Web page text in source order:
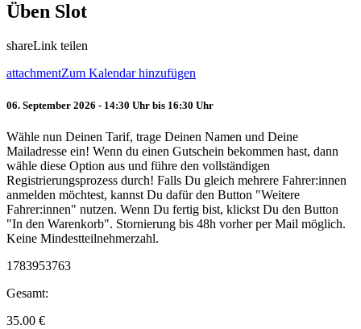
Üben Slot
shareLink teilen
attachmentZum Kalendar hinzufügen
06. September 2026 - 14:30 Uhr bis 16:30 Uhr
Wähle nun Deinen Tarif, trage Deinen Namen und Deine
Mailadresse ein! Wenn du einen Gutschein bekommen hast, dann
wähle diese Option aus und führe den vollständigen
Registrierungsprozess durch! Falls Du gleich mehrere Fahrer:innen
anmelden möchtest, kannst Du dafür den Button "Weitere
Fahrer:innen" nutzen. Wenn Du fertig bist, klickst Du den Button
"In den Warenkorb". Stornierung bis 48h vorher per Mail möglich.
Keine Mindestteilnehmerzahl.
1783953763
Gesamt:
35.00 €